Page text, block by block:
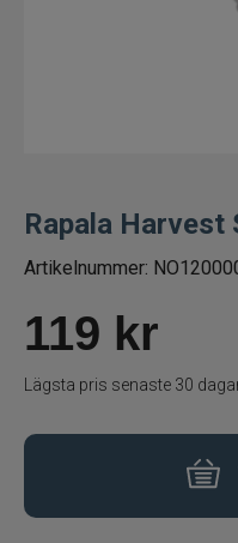
Betespaket
Handgjorda beten
Jiggar och
Jerkbaits - tailbaits
Vibrationsbeten
Rapala Harvest
Artikelnummer:
119 kr
Lägsta pris senaste 30